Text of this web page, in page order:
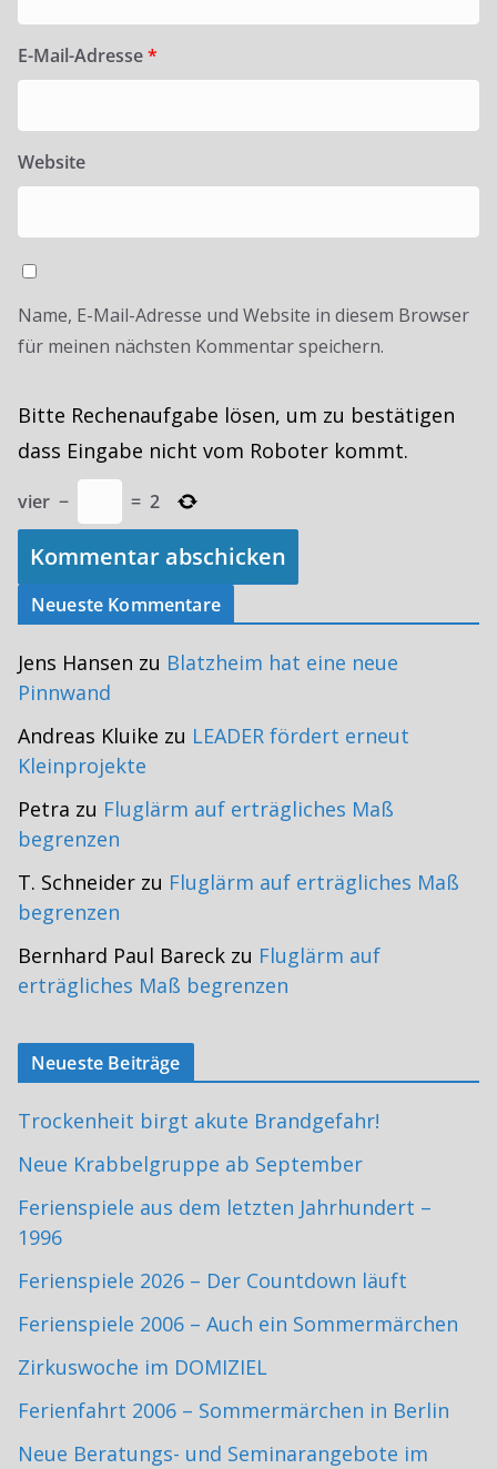
E-Mail-Adresse*
Website
Name, E-Mail-Adresse und Website in diesem Browser
für meinen nächsten Kommentar speichern.
Bitte Rechenaufgabe lösen, um zu bestätigen
dass Eingabe nicht vom Roboter kommt.
vier − = 2
Neueste Kommentare
Jens Hansen zu Blatzheim hat eine neue
Pinnwand
Andreas Kluike zu LEADER fördert erneut
Kleinprojekte
Petra zu Fluglärm auf erträgliches Maß
begrenzen
T. Schneider zu Fluglärm auf erträgliches Maß
begrenzen
Bernhard Paul Bareck zu Fluglärm auf
erträgliches Maß begrenzen
Neueste Beiträge
Trockenheit birgt akute Brandgefahr!
Neue Krabbelgruppe ab September
Ferienspiele aus dem letzten Jahrhundert –
1996
Ferienspiele 2026 – Der Countdown läuft
Ferienspiele 2006 – Auch ein Sommermärchen
Zirkuswoche im DOMIZIEL
Ferienfahrt 2006 – Sommermärchen in Berlin
Neue Beratungs- und Seminarangebote im